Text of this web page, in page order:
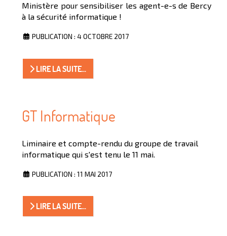
Ministère pour sensibiliser les agent-e-s de Bercy
à la sécurité informatique !
PUBLICATION : 4 OCTOBRE 2017
LIRE LA SUITE...
GT Informatique
Liminaire et compte-rendu du groupe de travail
informatique qui s'est tenu le 11 mai.
PUBLICATION : 11 MAI 2017
LIRE LA SUITE...